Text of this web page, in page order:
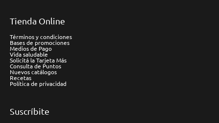
Tienda Online
Términos y condiciones
Bases de promociones
Medios de Pago
Vida saludable
Solicitá la Tarjeta Más
Consulta de Puntos
Nuevos catálogos
Recetas
Política de privacidad
Suscríbite